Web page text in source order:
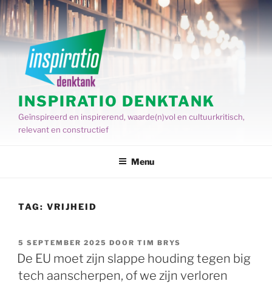
Spring
naar
de
inhoud
INSPIRATIO DENKTANK
Geïnspireerd en inspirerend, waarde(n)vol en cultuurkritisch,
relevant en constructief
Menu
TAG: VRIJHEID
GEPLAATST
OP
5 SEPTEMBER 2025 DOOR TIM BRYS
De EU moet zijn slappe houding tegen big
tech aanscherpen, of we zijn verloren